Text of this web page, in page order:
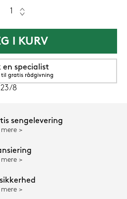
I KURV
en specialist
til gratis rådgivning
8
sengelevering